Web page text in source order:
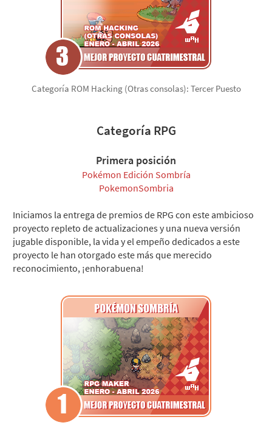
Categoría ROM Hacking (Otras consolas): Tercer Puesto
Categoría RPG
Primera posición
Pokémon Edición Sombría
PokemonSombria
Iniciamos la entrega de premios de RPG con este ambicioso
proyecto repleto de actualizaciones y una nueva versión
jugable disponible, la vida y el empeño dedicados a este
proyecto le han otorgado este más que merecido
reconocimiento, ¡enhorabuena!